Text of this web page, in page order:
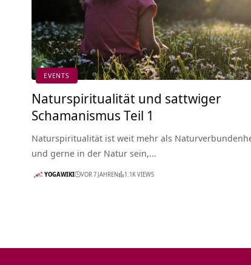
EVENTS
Naturspiritualität und sattwiger
Schamanismus Teil 1
Naturspiritualität ist weit mehr als
und gerne in der Natur sein,…
YOGAWIKI VOR 7 JAHREN 1.1K VIEWS